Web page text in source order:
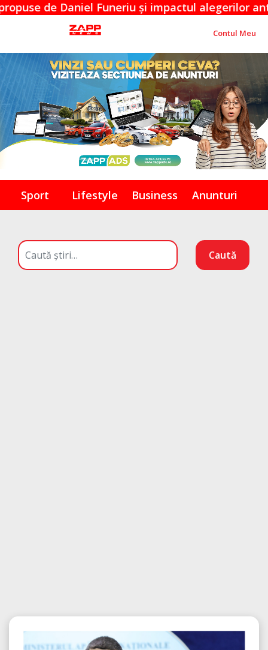
Daniel Funeriu și impactul alegerilor anticipate
Contul Meu
Sport Lifestyle Business Anunturi
Caută